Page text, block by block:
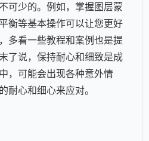
可少的。例如，掌握图层蒙
衡等基本操作可以让您更好
多看一些教程和案例也是提
了说，保持耐心和细致是成
，可能会出现各种意外情
耐心和细心来应对。